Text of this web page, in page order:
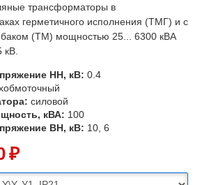
трансформаторы в
герметичного исполнения (ТМГ) и с
(ТМ) мощностью 25... 6300 кВА
кВ.
НН, кВ: 0.4
силовой
кВА: 100
ВН, кВ: 10, 6
₽